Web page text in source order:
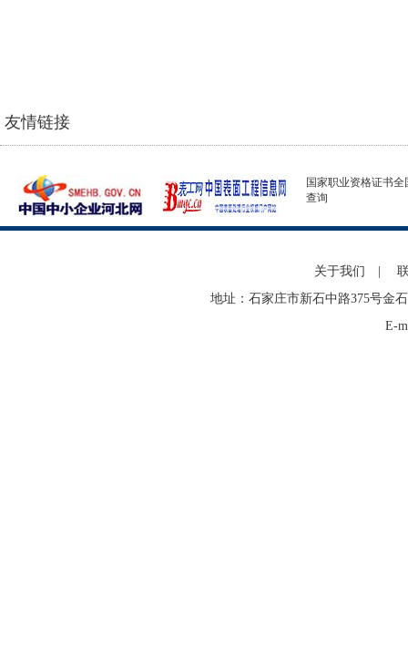
友情链接
国家职业资格证书全
查询
关于我们
地址：石家庄市新石中路375号金
E-